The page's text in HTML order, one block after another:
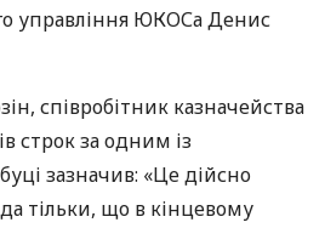
управління ЮКОСа Денис
співробітник казначейства
строк за одним із
зазначив: «Це дійсно
тільки, що в кінцевому